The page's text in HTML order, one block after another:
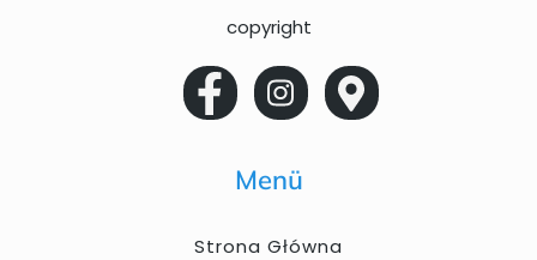
copyright
Menü
Strona Główna